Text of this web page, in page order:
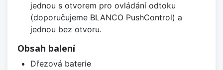
jednou s otvorem pro ovládání odtoku
(doporučujeme BLANCO PushControl) a
jednou bez otvoru.
Obsah balení
Dřezová baterie